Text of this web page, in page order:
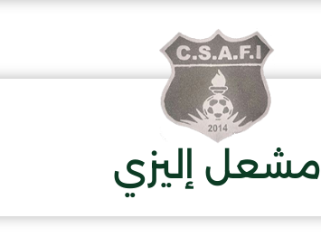
مشعل إليزي